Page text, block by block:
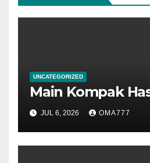
UNCATEGORIZED
Main Kompak
JUL 6, 2026 OMA777